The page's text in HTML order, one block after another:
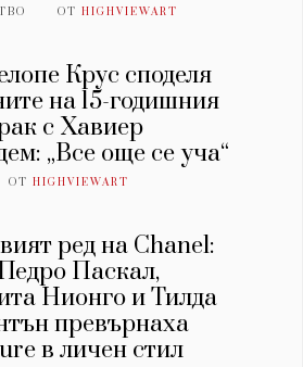
ОТHIGHVIEWART
Крус споделя
на 15-годишния
с Хавиер
„Все още се уча“
ОТHIGHVIEWART
ред на Chanel:
Паскал,
Нионго и Тилда
превърнаха
в личен стил